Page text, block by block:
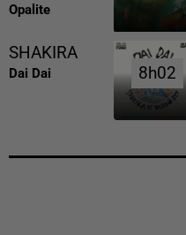
Opalite
SHAKIRA
Dai Dai 8h02
8h02